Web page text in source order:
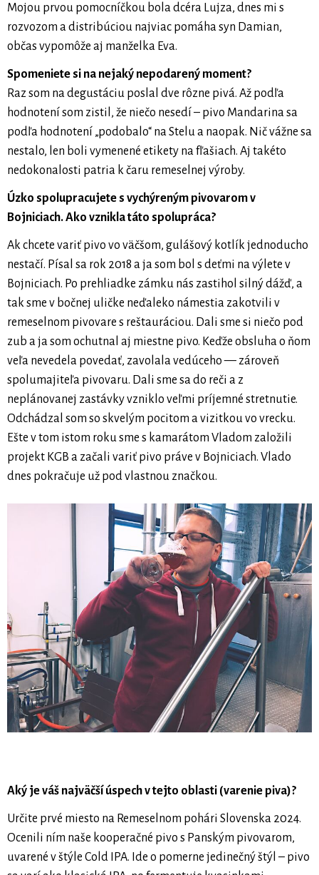
Mojou prvou pomocníčkou bola dcéra Lujza, dnes mi s
rozvozom a distribúciou najviac pomáha syn Damian,
občas vypomôže aj manželka Eva.
Spomeniete si na nejaký nepodarený moment?
Raz som na degustáciu poslal dve rôzne pivá. Až podľa
hodnotení som zistil, že niečo nesedí – pivo Mandarina sa
podľa hodnotení „podobalo“ na Stelu a naopak. Nič vážne sa
nestalo, len boli vymenené etikety na fľašiach. Aj takéto
nedokonalosti patria k čaru remeselnej výroby.
Úzko spolupracujete s vychýreným pivovarom v
Bojniciach. Ako vznikla táto spolupráca?
Ak chcete variť pivo vo väčšom, gulášový kotlík jednoducho
nestačí. Písal sa rok 2018 a ja som bol s deťmi na výlete v
Bojniciach. Po prehliadke zámku nás zastihol silný dážď, a
tak sme v bočnej uličke neďaleko námestia zakotvili v
remeselnom pivovare s reštauráciou. Dali sme si niečo pod
zub a ja som ochutnal aj miestne pivo. Keďže obsluha o ňom
veľa nevedela povedať, zavolala vedúceho — zároveň
spolumajiteľa pivovaru. Dali sme sa do reči a z
neplánovanej zastávky vzniklo veľmi príjemné stretnutie.
Odchádzal som so skvelým pocitom a vizitkou vo vrecku.
Ešte v tom istom roku sme s kamarátom Vladom založili
projekt KGB a začali variť pivo práve v Bojniciach. Vlado
dnes pokračuje už pod vlastnou značkou.
Aký je váš najväčší úspech v tejto oblasti (varenie piva)?
Určite prvé miesto na Remeselnom pohári Slovenska 2024.
Ocenili ním naše kooperačné pivo s Panským pivovarom,
uvarené v štýle Cold IPA. Ide o pomerne jedinečný štýl – pivo